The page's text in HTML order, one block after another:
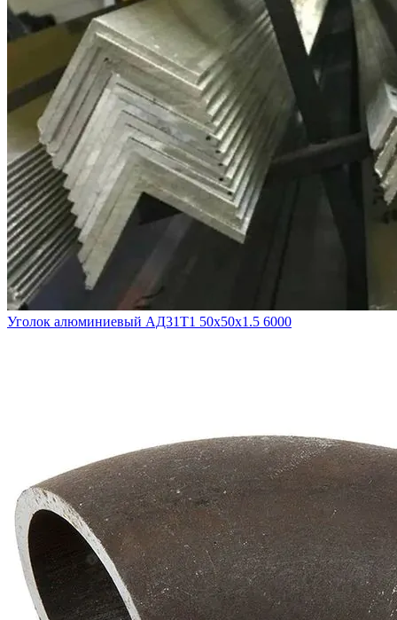
Уголок алюминиевый АД31Т1 50х50х1.5 6000